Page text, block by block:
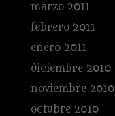
marzo 2011
febrero 2011
enero 2011
diciembre 2010
noviembre 2010
octubre 2010